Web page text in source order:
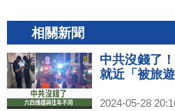
相關新聞
中共沒錢了
就近「被旅遊
2024-05-28